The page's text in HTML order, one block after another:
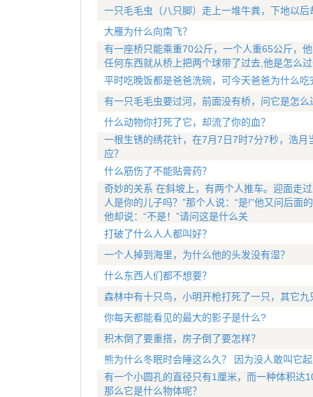
一只毛毛虫（八只脚）走上一堆牛粪，下地以
大雁为什么向南飞？
有一座桥只能乘重70公斤，一个人重65公斤，
任何东西就从桥上把两个球带了过去,他是怎么
平时吃晚饭都是爸爸洗碗，可今天爸爸为什么吃
有一只毛毛虫要过河，前面没有桥，问它是怎么
什么动物你打死了它，却流了你的血？
一根生锈的绣花针，在7月7日7时7分7秒，浩
应？
什么筋伤了不能贴膏药？
奇妙的关系 在斜坡上，有两个人推车。迎面走
人是你的儿子吗？”那个人说：“是!”他又问后面
他却说：“不是！”请问这是什么关
打破了什么人人都叫好？
一个人掉到海里，为什么他的头发没有湿？
什么东西人们都不想要？
森林中有十只鸟，小明开枪打死了一只，其它
你每天都能看见的最大的影子是什么?
积木倒了要重搭，房子倒了要怎样？
熊为什么冬眠时会睡这么久？ 因为没人敢叫它
有一个小圆孔的直径只有1厘米，而一种体积达
那么它是什么物体呢？